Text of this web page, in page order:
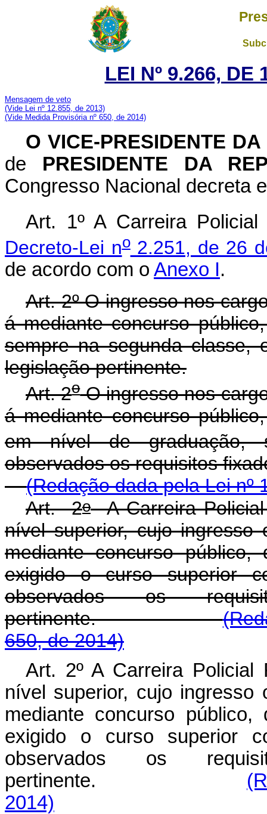
LEI Nº 9.266, DE
Mensagem de veto
(Vide Lei nº 12.855, de 2013)
(Vide Medida Provisória nº 650, de 2014)
O VICE-PRESIDENTE
de PRESIDENTE DA
Congresso Nacional decreta
Art. 1º A Carreira
Decreto-Lei no2.251, de 26
de acordo com o Anexo I.
Art. 2º O ingresso nos
á mediante concurso
sempre na segunda classe,
legislação pertinente.
Art. 2oO ingresso nos
á mediante concurso
em nível de graduação,
observados os requisitos
(Redação dada pela Lei nº
Art. 2oA Carreira Policial
nível superior, cujo ingresso
mediante concurso
exigido o curso superior
observados os
pertinente.
650, de 2014)
Art. 2º A Carreira
nível superior, cujo ingresso
mediante concurso
exigido o curso superior
observados os
pertinente.
2014)